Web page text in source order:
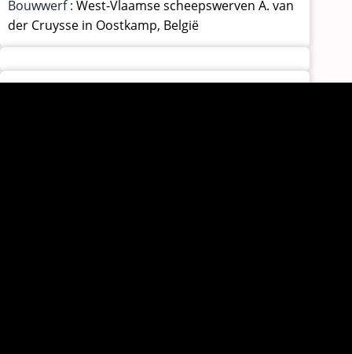
Bouwwerf : West-Vlaamse scheepswerven A. van
der Cruysse in Oostkamp, België